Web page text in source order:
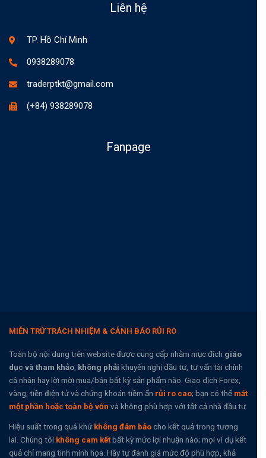
Liên hệ
TP. Hồ Chí Minh
0938289078
traderptkt@gmail.com
(+84) 938289078
Fanpage
MIỄN TRỪ TRÁCH NHIỆM & CẢNH BÁO RỦI RO
Toàn bộ nội dung trên website được cung cấp nhằm mục đích giáo
dục và tham khảo, không phải khuyến nghị đầu tư, tư vấn tài chính
cá nhân hay lời mời mua/bán bất kỳ sản phẩm nào. Giao dịch Forex,
vàng, tiền điện tử và chứng khoán tiềm ẩn rủi ro cao; bạn có thể mất
một phần hoặc toàn bộ vốn và không phù hợp với tất cả nhà đầu tư.
Hiệu suất trong quá khứkhông đảm bảocho kết quả trong tương
lai. Chúng tôi không cam kếtbất kỳ mức lợi nhuận nào; mọi ví dụ kết
quả chỉ mang tính minh họa. Hãy tự đánh giá mức độ phù hợp, khả